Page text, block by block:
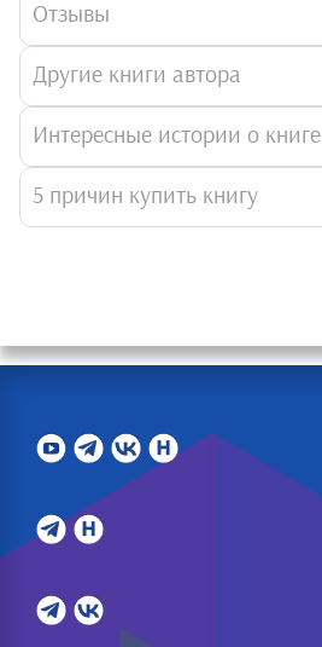
Отзывы
Другие книги автора
Интересные истории о книге
5 причин купить книгу